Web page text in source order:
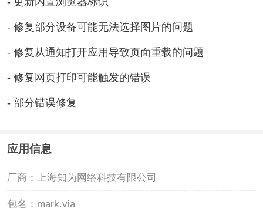
- 修复部分设备可能无法选择图片的问题
- 修复从通知打开应用导致页面重载的问题
- 修复网页打印可能触发的错误
- 部分错误修复
应用信息
厂商： 上海知为网络科技有限公司
包名： mark.via